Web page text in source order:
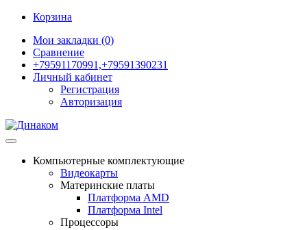
Корзина
Мои закладки (0)
Сравнение
+79591170991,+79591390231
Личный кабинет
Регистрация
Авторизация
Компьютерные комплектующие
Видеокарты
Материнские платы
Платформа AMD
Платформа Intel
Процессоры